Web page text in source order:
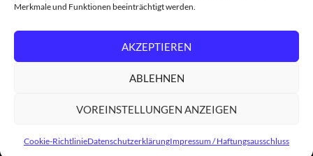
Merkmale und Funktionen beeinträchtigt werden.
AKZEPTIEREN
ABLEHNEN
VOREINSTELLUNGEN ANZEIGEN
Cookie-RichtlinieDatenschutzerklärungImpressum / Haftungsausschluss
WordPress.org